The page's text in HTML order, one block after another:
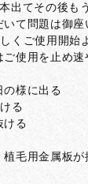
出てその後も
て問題は御座
くご使用開始
使用を止め
の様に出る
ける
る
植毛用金属板